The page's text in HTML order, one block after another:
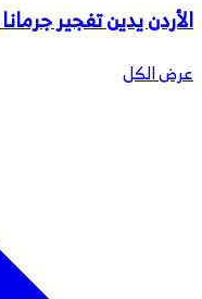
الأردن يدين تفجير
عرض الكل